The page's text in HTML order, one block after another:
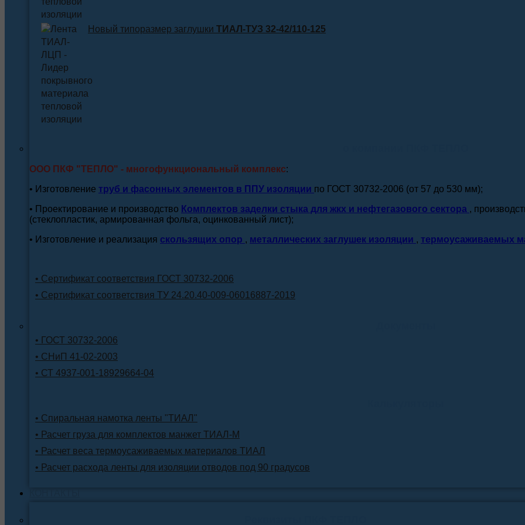
Новый типоразмер заглушки ТИАЛ-ТУЗ 32-42/110-125
ООО ПКФ "ТЕПЛО" - многофункциональный комплекс:
• Изготовление труб и фасонных элементов в ППУ изоляции по ГОСТ 30732-2006 (от 57 до 530 мм);
• Проектирование и производство Комплектов заделки стыка для жкх и нефтегазового сектора ,
(стеклопластик, армированная фольга, оцинкованный лист);
• Изготовление и реализация скользящих опор , металлических заглушек изоляции , термоусаживаемых
• Сертификат соответствия ГОСТ 30732-2006
• Сертификат соответствия ТУ 24.20.40-009-06016887-2019
• ГОСТ 30732-2006
• СНиП 41-02-2003
• СТ 4937-001-18929664-04
• Спиральная намотка ленты "ТИАЛ"
• Расчет груза для комплектов манжет ТИАЛ-М
• Расчет веса термоусаживаемых материалов ТИАЛ
• Расчет расхода ленты для изоляции отводов под 90 градусов